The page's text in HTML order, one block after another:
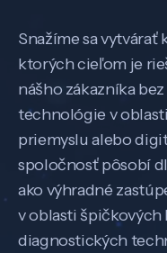
Snažíme sa vytvárať
ktorých cieľom je
nášho zákazníka
technológie v
priemyslu alebo
spoločnosť pôsobí
ako výhradné
v oblasti
diagnostických